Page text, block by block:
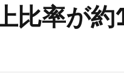
比率が